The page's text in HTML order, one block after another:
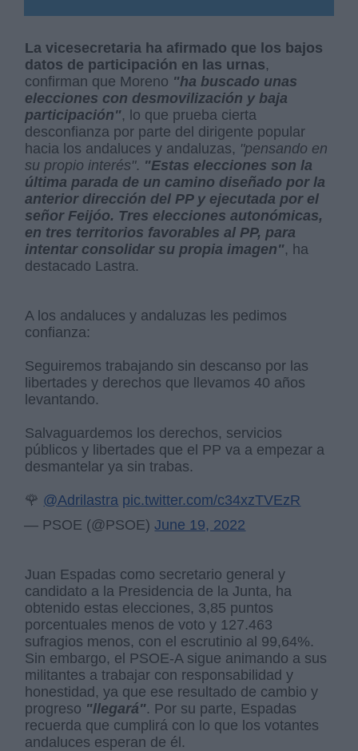
La vicesecretaria ha afirmado que los bajos
datos de participación en las urnas,
confirman que Moreno "ha buscado unas
elecciones con desmovilización y baja
participación", lo que prueba cierta
desconfianza por parte del dirigente popular
hacia los andaluces y andaluzas, "pensando en
su propio interés". "Estas elecciones son la
última parada de un camino diseñado por la
anterior dirección del PP y ejecutada por el
señor Feijóo. Tres elecciones autonómicas,
en tres territorios favorables al PP, para
intentar consolidar su propia imagen", ha
destacado Lastra.
A los andaluces y andaluzas les pedimos
confianza:
Seguiremos trabajando sin descanso por las
libertades y derechos que llevamos 40 años
levantando.
Salvaguardemos los derechos, servicios
públicos y libertades que el PP va a empezar a
desmantelar ya sin trabas.
🌹 @Adrilastra pic.twitter.com/c34xzTVEzR
— PSOE (@PSOE)June 19, 2022
Juan Espadas como secretario general y
candidato a la Presidencia de la Junta, ha
obtenido estas elecciones, 3,85 puntos
porcentuales menos de voto y 127.463
sufragios menos, con el escrutinio al 99,64%.
Sin embargo, el PSOE-A sigue animando a sus
militantes a trabajar con responsabilidad y
honestidad, ya que ese resultado de cambio y
progreso "llegará". Por su parte, Espadas
recuerda que cumplirá con lo que los votantes
andaluces esperan de él.